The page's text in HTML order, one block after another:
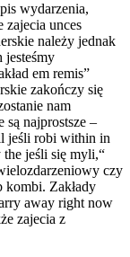
wydarzenia,
zajecia unces
należy jednak
jesteśmy
em remis”
zakończy się
nam
najprostsze –
jeśli robi within in
jeśli się myli,“
czy
Zakłady
away right now
zajecia z